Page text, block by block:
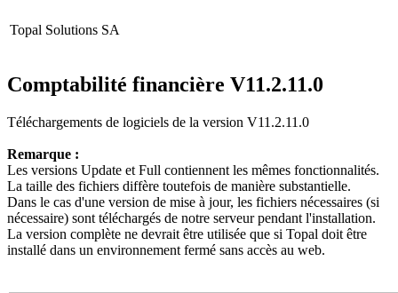
Topal Solutions SA
Comptabilité financière V11.2.11.0
Téléchargements de logiciels de la version V11.2.11.0
Remarque :
Les versions Update et Full contiennent les mêmes fonctionnalités.
La taille des fichiers diffère toutefois de manière substantielle.
Dans le cas d'une version de mise à jour, les fichiers nécessaires (si
nécessaire) sont téléchargés de notre serveur pendant l'installation.
La version complète ne devrait être utilisée que si Topal doit être
installé dans un environnement fermé sans accès au web.